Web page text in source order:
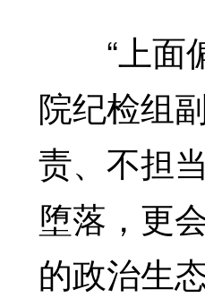
“上面偏
院纪检组
责、不担
堕落，更
的政治生态